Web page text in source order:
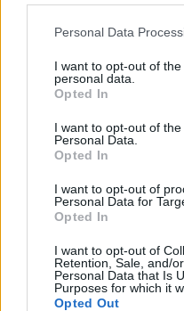
Personal Data
I want to opt-out of
personal data.
Opted In
I want to opt-out of
Personal Data.
Opted In
I want to opt-out of
Personal Data for
Opted In
I want to opt-out of
Retention, Sale, and/
Personal Data that Is
Purposes for which it
Opted Out
piacot domináló
alulsúlyozni, a
bányászati- és más,
fogyasztásra
Tovatűnő magyarázatok
két hónapban a Credit
ajánlotta az orosz
rosszul teljesített.
felejtette el felhívni a
aggodalmak egy része